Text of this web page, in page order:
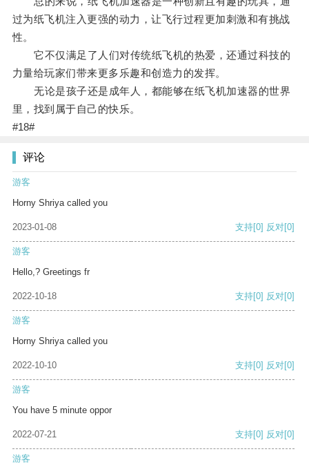
过为纸飞机注入更强的动力，让飞行过程更加刺激和有挑战
性。
它不仅满足了人们对传统纸飞机的热爱，还通过科技的
力量给玩家们带来更多乐趣和创造力的发挥。
无论是孩子还是成年人，都能够在纸飞机加速器的世界
里，找到属于自己的快乐。
#18#
评论
游客
Horny Shriya called you
2023-01-08 支持[0] 反对[0]
游客
Hello,? Greetings fr
2022-10-18 支持[0] 反对[0]
游客
Horny Shriya called you
2022-10-10 支持[0] 反对[0]
游客
You have 5 minute oppor
2022-07-21 支持[0] 反对[0]
游客